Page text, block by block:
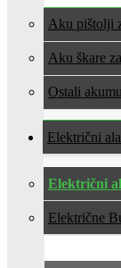
Aku pištolji
Aku škare
Ostali
Električni
Električni
Električne